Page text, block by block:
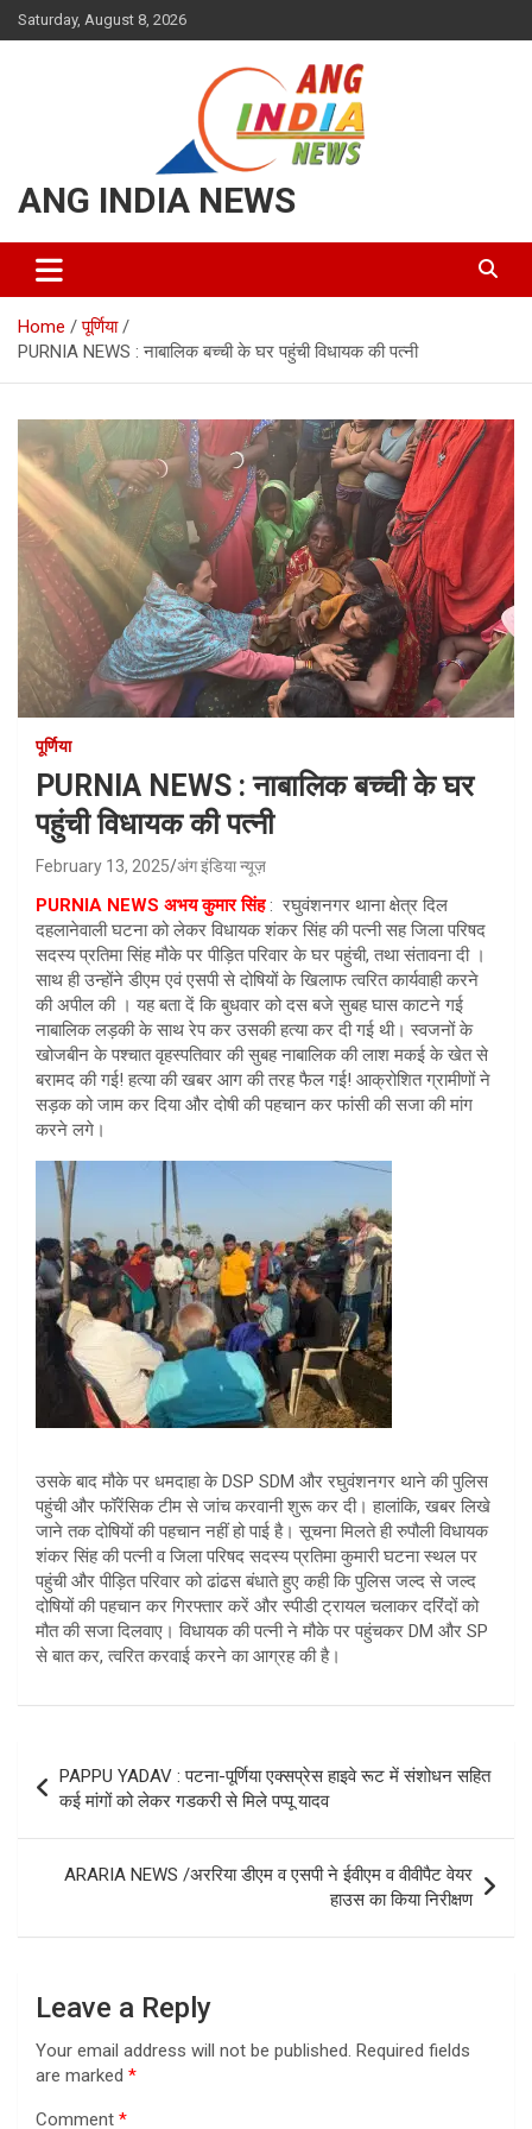
Skip
to
Saturday, August 8, 2026
ANG INDIA NEWS
Home
पूर्णिया
PURNIA NEWS : नाबालिक बच्ची के घर पहुंची विधायक की पत्नी
पूर्णिया
PURNIA NEWS : नाबालिक बच्ची के घर
पहुंची विधायक की पत्नी
February 13, 2025 अंग इंडिया न्यूज़
PURNIA NEWS अभय कुमार सिंह: रघुवंशनगर थाना क्षेत्र दिल
दहलानेवाली घटना को लेकर विधायक शंकर सिंह की पत्नी सह जिला परिषद
सदस्य प्रतिमा सिंह मौके पर पीड़ित परिवार के घर पहुंची, तथा संतावना दी ।
साथ ही उन्होंने डीएम एवं एसपी से दोषियों के खिलाफ त्वरित कार्यवाही करने
की अपील की । यह बता दें कि बुधवार को दस बजे सुबह घास काटने गई
नाबालिक लड़की के साथ रेप कर उसकी हत्या कर दी गई थी। स्वजनों के
खोजबीन के पश्चात वृहस्पतिवार की सुबह नाबालिक की लाश मकई के खेत से
बरामद की गई! हत्या की खबर आग की तरह फैल गई! आक्रोशित ग्रामीणों ने
सड़क को जाम कर दिया और दोषी की पहचान कर फांसी की सजा की मांग
करने लगे।
उसके बाद मौके पर धमदाहा के DSP SDM और रघुवंशनगर थाने की पुलिस
पहुंची और फॉरेंसिक टीम से जांच करवानी शुरू कर दी। हालांकि, खबर लिखे
जाने तक दोषियों की पहचान नहीं हो पाई है। सूचना मिलते ही रुपौली विधायक
शंकर सिंह की पत्नी व जिला परिषद सदस्य प्रतिमा कुमारी घटना स्थल पर
पहुंची और पीड़ित परिवार को ढांढस बंधाते हुए कही कि पुलिस जल्द से जल्द
दोषियों की पहचान कर गिरफ्तार करें और स्पीडी ट्रायल चलाकर दरिंदों को
मौत की सजा दिलवाए। विधायक की पत्नी ने मौके पर पहुंचकर DM और SP
से बात कर, त्वरित करवाई करने का आग्रह की है।
navigation
PAPPU YADAV : पटना-पूर्णिया एक्सप्रेस हाइवे रूट में संशोधन सहित
कई मांगों को लेकर गडकरी से मिले पप्पू यादव
ARARIA NEWS /अररिया डीएम व एसपी ने ईवीएम व वीवीपैट वेयर
हाउस का किया निरीक्षण
Leave a Reply
Your email address will not be published. Required fields
are marked *
Comment *